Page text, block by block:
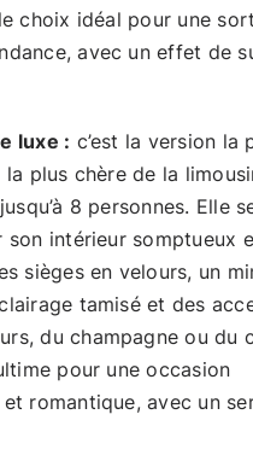
choix idéal pour une
avec un effet de
luxe : c’est la version la
plus chère de la
8 personnes. Elle
son intérieur somptueux
sièges en velours, un
tamisé et des
du champagne ou du
pour une occasion
romantique, avec un